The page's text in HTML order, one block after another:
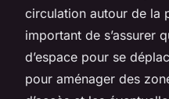
circulation autour de la
important de s’assurer
d’espace pour se
pour aménager des